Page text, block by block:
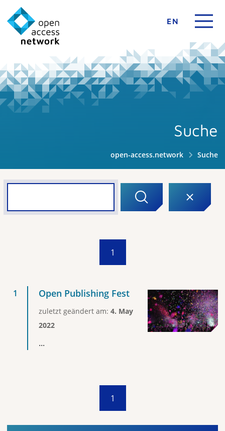
EN
Suche
open-access.network Suche
1
Open Publishing Fest
zuletzt geändert am: 4. May
2022
...
1